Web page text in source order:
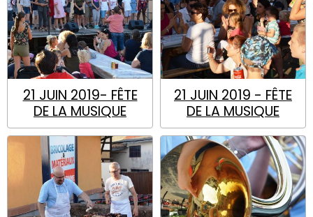
21 JUIN 2019- FÊTE
DE LA MUSIQUE
21 JUIN 2019 - FÊTE
DE LA MUSIQUE